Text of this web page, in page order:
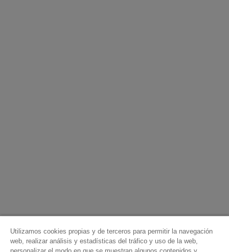
Utilizamos cookies propias y de terceros para permitir la navegación
web, realizar análisis y estadísticas del tráfico y uso de la web,